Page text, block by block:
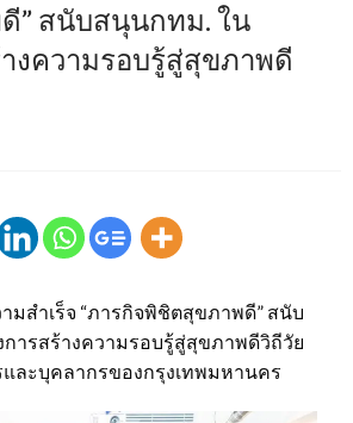
” สนับสนุนกทม. ใน
งความรอบรู้สู่สุขภาพดี
มสำเร็จ “ภารกิจพิชิตสุขภาพดี” สนับ
ารสร้างความรอบรู้สู่สุขภาพดีวิถีวัย
ละบุคลากรของกรุงเทพมหานคร